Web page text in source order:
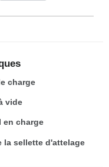
charge
vide
en charge
la sellette d'attelage